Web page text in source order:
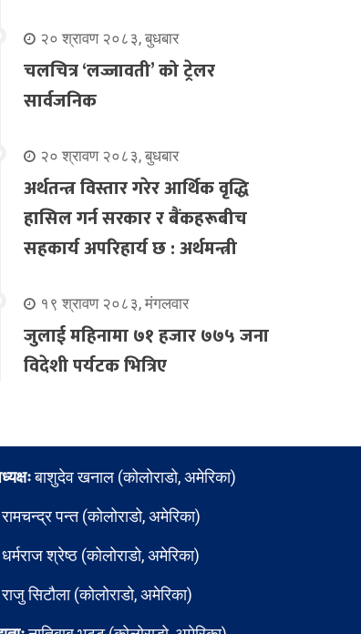
२० श्रावण २०८३, बुधबार
चलचित्र ‘लज्जावती’ को ट्रेलर
सार्वजनिक
२० श्रावण २०८३, बुधबार
अर्थतन्त्र विस्तार गरेर आर्थिक वृद्धि
हासिल गर्न सरकार र बैंकहरूबीच
सहकार्य अपरिहार्य छ : अर्थमन्त्री
१९ श्रावण २०८३, मंगलवार
जुलाई महिनामा ७१ हजार ७७५ जना
विदेशी पर्यटक भित्रिए
बाशुदेव खनाल (कोलोराडो, अमेरिका)
रामचन्द्र पन्त (कोलोराडो, अमेरिका)
धर्मराज श्रेष्ठ (कोलोराडो, अमेरिका)
राजु सिटौला (कोलोराडो, अमेरिका)